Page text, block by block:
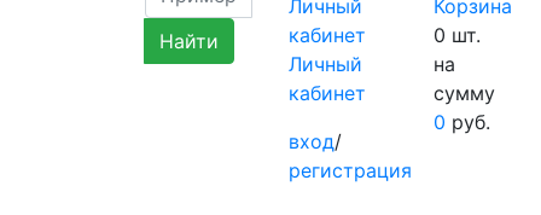
Личный
кабинет
вход/
регистрация
0 шт.
на
сумму
0 руб.